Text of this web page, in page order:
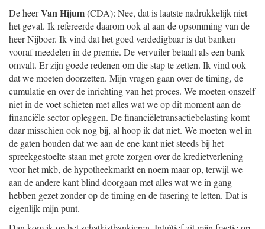
De heerVan Hijum(CDA): Nee, dat is laatste nadrukkelijk niet
het geval. Ik refereerde daarom ook al aan de opsomming van de
heer Nijboer. Ik vind dat het goed verdedigbaar is dat banken
vooraf meedelen in de premie. De vervuiler betaalt als een bank
omvalt. Er zijn goede redenen om die stap te zetten. Ik vind ook
dat we moeten doorzetten. Mijn vragen gaan over de timing, de
cumulatie en over de inrichting van het proces. We moeten onszelf
niet in de voet schieten met alles wat we op dit moment aan de
financiële sector opleggen. De financiëletransactiebelasting komt
daar misschien ook nog bij, al hoop ik dat niet. We moeten wel in
de gaten houden dat we aan de ene kant niet steeds bij het
spreekgestoelte staan met grote zorgen over de kredietverlening
voor het mkb, de hypotheekmarkt en noem maar op, terwijl we
aan de andere kant blind doorgaan met alles wat we in gang
hebben gezet zonder op de timing en de fasering te letten. Dat is
eigenlijk mijn punt.